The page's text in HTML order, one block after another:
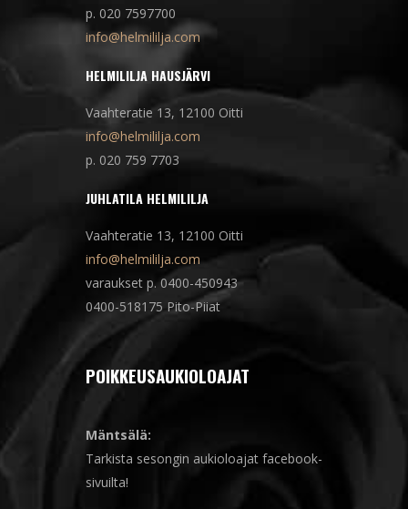
p. 020 7597700
info@helmililja.com
HELMILILJA HAUSJÄRVI
Vaahteratie 13, 12100 Oitti
info@helmililja.com
p. 020 759 7703
JUHLATILA HELMILILJA
Vaahteratie 13, 12100 Oitti
info@helmililja.com
varaukset p. 0400-450943
0400-518175 Pito-Piiat
POIKKEUSAUKIOLOAJAT
Mäntsälä:
Tarkista sesongin aukioloajat facebook-
sivuilta!